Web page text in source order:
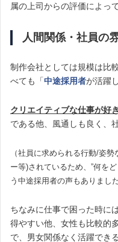
属の上司からの評価によっ
人間関係・社員の
制作会社としては規模は比
べても「中途採用者が活躍
クリエイティブな仕事が好
である他、風通しも良く、
（社員に求められる行動/姿
ー等)されているため、”何を
う中途採用者の声もありました
ちなみに仕事で困った時に
得やすい他、女性も比較的
で、男女関係なく活躍でき